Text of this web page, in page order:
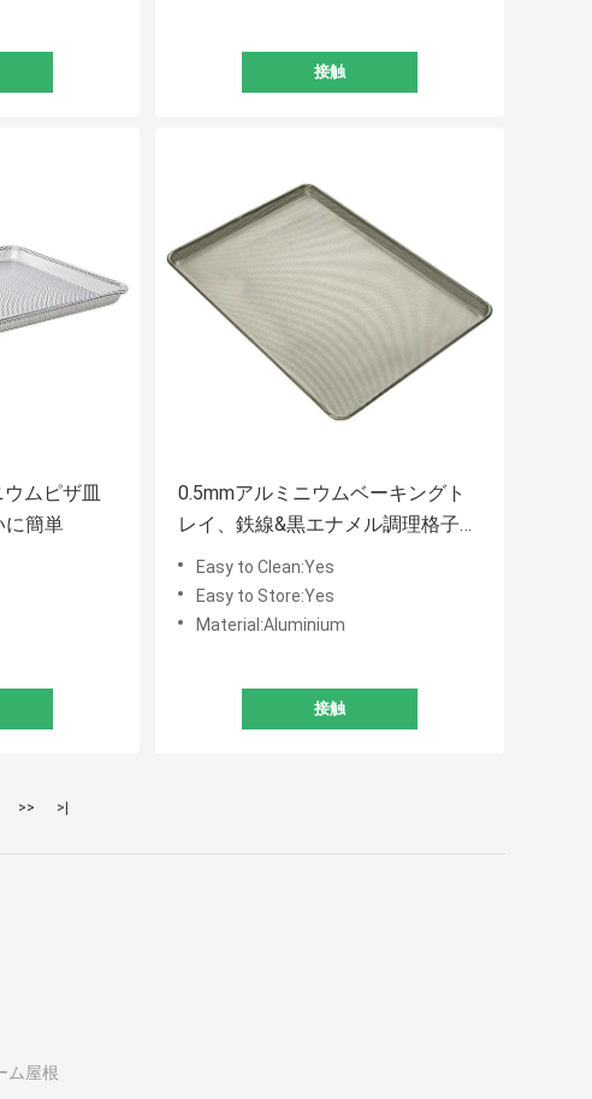
接触
ムピザ皿
に簡単
0.5mmアルミニウムベーキングト
レイ、鉄線&黒エナメル調理格子付
きEasy to Clean:Yes
Easy to Store:Yes
Material:Aluminium
接触
>> >|
ム屋根